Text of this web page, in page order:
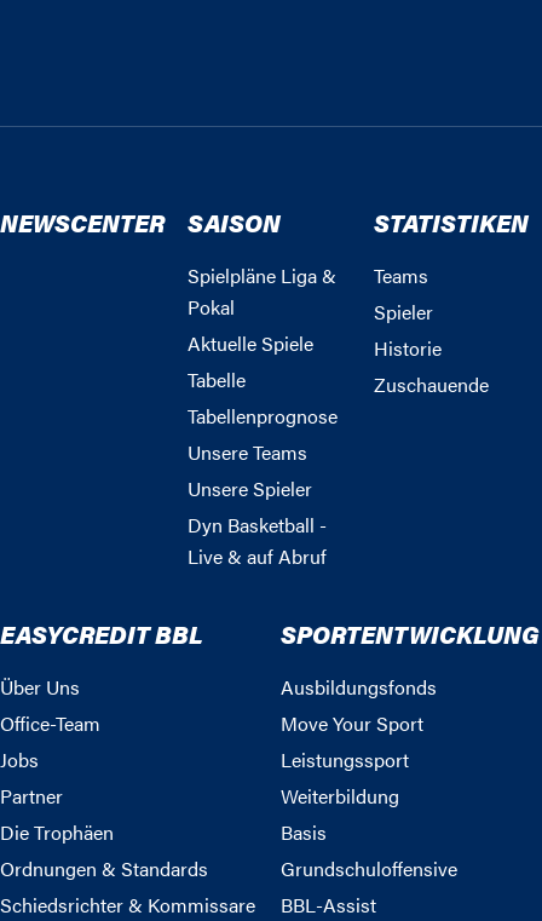
NEWSCENTER SAISON
Spielpläne Liga &
Pokal
Aktuelle Spiele
Tabelle
Tabellenprognose
Unsere Teams
Unsere Spieler
Dyn Basketball -
Live & auf Abruf
STATISTIKEN
Teams
Spieler
Historie
Zuschauende
EASYCREDIT BBL
Über Uns
Office-Team
Jobs
Partner
Die Trophäen
Ordnungen & Standards
Schiedsrichter & Kommissare
SPORTENTWICKLUNG
Ausbildungsfonds
Move Your Sport
Leistungssport
Weiterbildung
Basis
Grundschuloffensive
BBL-Assist